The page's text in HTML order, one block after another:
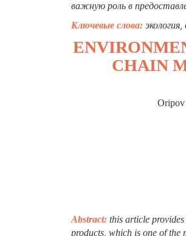
важную роль в
Ключевые слова:
CHAIN
Oripov
Abstract: this article
products, which is one of the